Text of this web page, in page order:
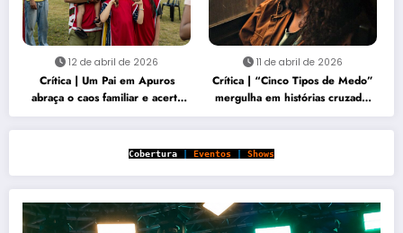
12 de abril de 2026
Crítica | Um Pai em Apuros
abraça o caos familiar e acerta
no carisma
11 de abril de 2026
Crítica | “Cinco Tipos de Medo”
mergulha em histórias cruzadas
marcadas por perda e vingança
Cobertura Eventos Shows